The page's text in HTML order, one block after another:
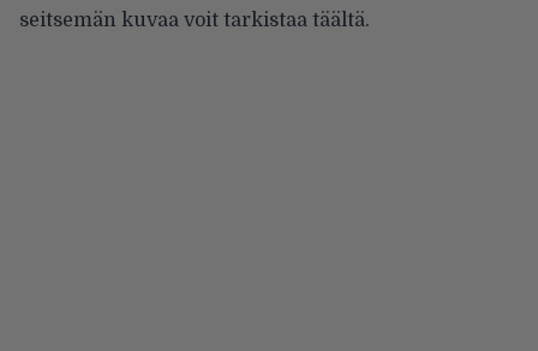
seitsemän kuvaa voit tarkistaa täältä.